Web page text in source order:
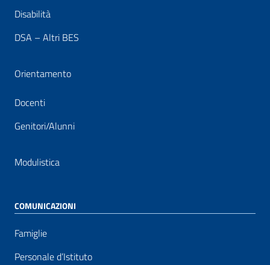
Disabilità
DSA – Altri BES
Orientamento
Docenti
Genitori/Alunni
Modulistica
COMUNICAZIONI
Famiglie
Personale d’Istituto